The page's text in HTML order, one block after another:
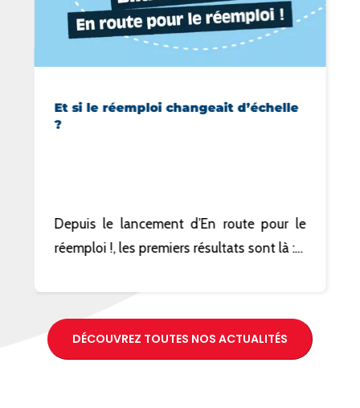
Et si le réemploi changeait d’échelle
?
Depuis le lancement d’En route pour le
réemploi !, les premiers résultats sont là :…
DÉCOUVREZ TOUTES NOS ACTUALITÉS